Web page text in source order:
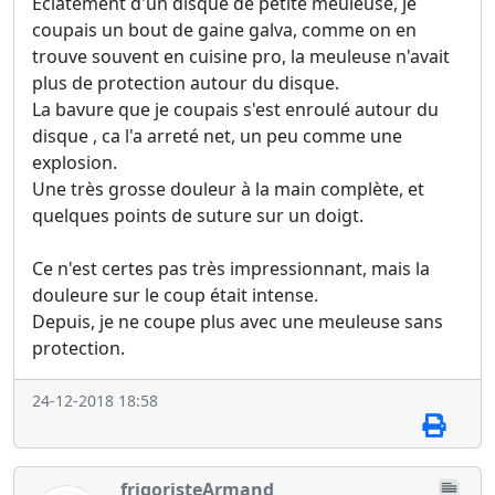
coupais un bout de gaine galva, comme on en
trouve souvent en cuisine pro, la meuleuse n'avait
plus de protection autour du disque.
La bavure que je coupais s'est enroulé autour du
disque , ca l'a arreté net, un peu comme une
explosion.
Une très grosse douleur à la main complète, et
quelques points de suture sur un doigt.
Ce n'est certes pas très impressionnant, mais la
douleure sur le coup était intense.
Depuis, je ne coupe plus avec une meuleuse sans
protection.
24-12-2018 18:58
frigoristeArmand